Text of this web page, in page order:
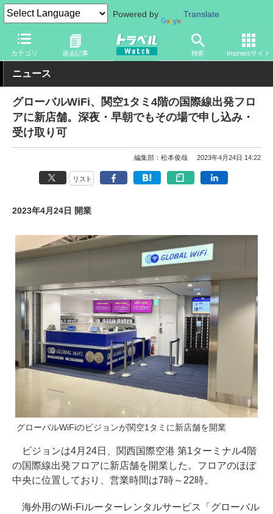
Powered by Translate
カテゴリ 過去記事 検索 Impressサイト
トラベル Watch 旅のアイテム スマホ・ルーター モバイルル
ニュース
グローバルWiFi、関空1タミ4階の国際線出発フロ
アに新店舗。深夜・早朝でもその場で申し込み・
受け取り可
編集部：松本俊哉 2023年4月24日 14:22
リスト
2023年4月24日 開業
グローバルWiFiのビジョンが関空1タミに新店舗を開業
ビジョンは4月24日、関西国際空港 第1ターミナル4階
の国際線出発フロアに新店舗を開業した。フロアのほぼ
中央に位置しており、営業時間は7時～22時。
海外用のWi-Fiルーターレンタルサービス「グローバル